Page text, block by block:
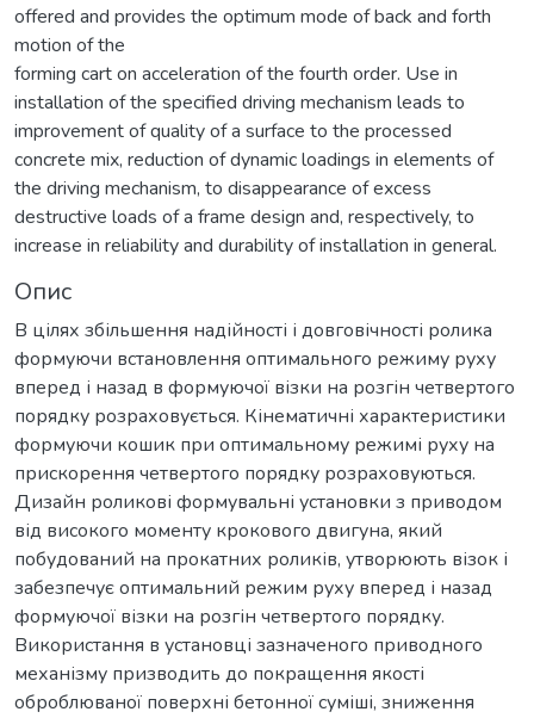
offered and provides the optimum mode of back and forth
motion of the
forming cart on acceleration of the fourth order. Use in
installation of the specified driving mechanism leads to
improvement of quality of a surface to the processed
concrete mix, reduction of dynamic loadings in elements of
the driving mechanism, to disappearance of excess
destructive loads of a frame design and, respectively, to
increase in reliability and durability of installation in general.
Опис
В цілях збільшення надійності і довговічності ролика
формуючи встановлення оптимального режиму руху
вперед і назад в формуючої візки на розгін четвертого
порядку розраховується. Кінематичні характеристики
формуючи кошик при оптимальному режимі руху на
прискорення четвертого порядку розраховуються.
Дизайн роликові формувальні установки з приводом
від високого моменту крокового двигуна, який
побудований на прокатних роликів, утворюють візок і
забезпечує оптимальний режим руху вперед і назад
формуючої візки на розгін четвертого порядку.
Використання в установці зазначеного приводного
механізму призводить до покращення якості
оброблюваної поверхні бетонної суміші, зниження